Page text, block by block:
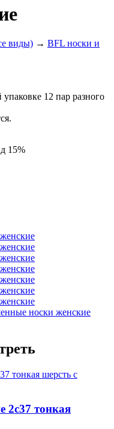
виды) → BFL носки и
12 пар разного
15%
носки женские
2с37 тонкая